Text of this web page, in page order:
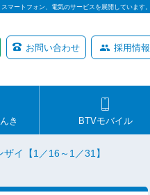
マートフォン、電気のサービスを展開しています。
お問い合わせ 採用情報
き BTVモバイル
イ【1／16～1／31】